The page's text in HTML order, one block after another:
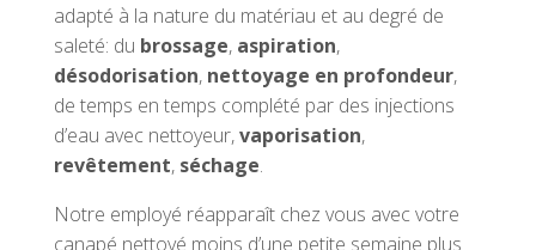
adapté à la nature du matériau et au degré de
saleté: du brossage, aspiration,
désodorisation, nettoyage en profondeur,
de temps en temps complété par des injections
d’eau avec nettoyeur,vaporisation,
revêtement, séchage.
Notre employé réapparaît chez vous avec votre
canapé nettoyé moins d’une petite semaine plus